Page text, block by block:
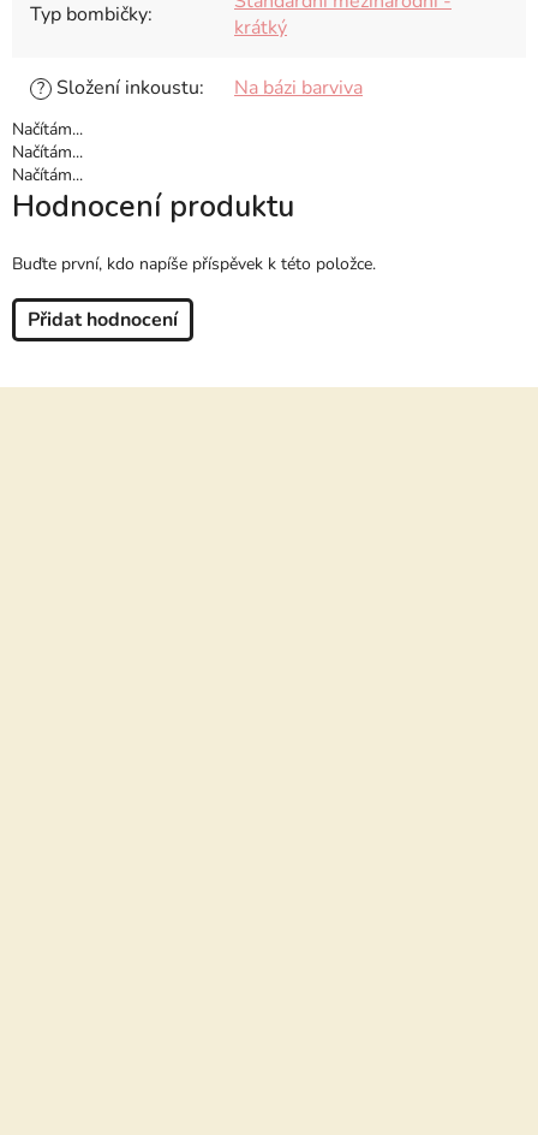
Typ bombičky:
krátký
? Složení inkoustu: Na bázi barviva
Načítám...
Načítám...
Načítám...
Hodnocení produktu
Buďte první, kdo napíše příspěvek k této položce.
Přidat hodnocení